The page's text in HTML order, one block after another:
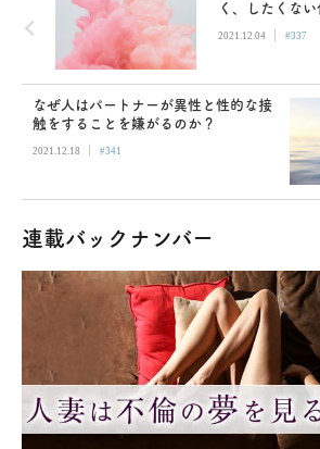
く、したくな
2021.12.04 | #337
なぜ人はパートナーが異性と性的な接
触をすることを嫌がるのか？
2021.12.18 | #341
連載バックナンバー